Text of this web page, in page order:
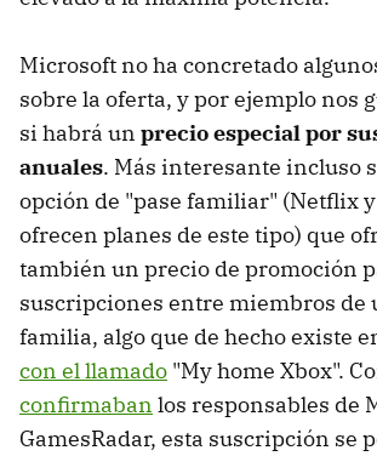
Microsoft no ha concretado
sobre la oferta, y por ejemplo nos
si habrá un precio especial por
anuales. Más interesante incluso
opción de "pase familiar" (Netflix
ofrecen planes de este tipo) que
también un precio de promoción
suscripciones entre miembros de
familia, algo que de hecho existe
con el llamado "My home Xbox".
confirmaban los responsables de
GamesRadar, esta suscripción se